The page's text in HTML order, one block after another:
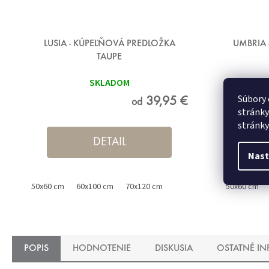
LUSIA - KÚPEĽŇOVÁ PREDLOŽKA
TAUPE
SKLADOM
od 39,95 €
DETAIL
50x60 cm 60x100 cm 70x120 cm
UMBRIA
50x60 cm
POPIS HODNOTENIE DISKUSIA OSTATNÉ